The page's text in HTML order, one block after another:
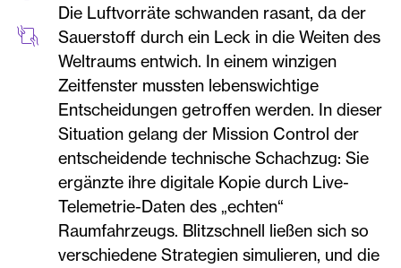
Die Luftvorräte schwanden rasant, da der
Sauerstoff durch ein Leck in die Weiten des
Weltraums entwich. In einem winzigen
Zeitfenster mussten lebenswichtige
Entscheidungen getroffen werden. In dieser
Situation gelang der Mission Control der
entscheidende technische Schachzug: Sie
ergänzte ihre digitale Kopie durch Live-
Telemetrie-Daten des „echten“
Raumfahrzeugs. Blitzschnell ließen sich so
verschiedene Strategien simulieren, und die